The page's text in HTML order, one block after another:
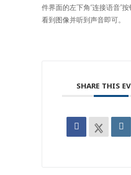
件界面的左下角“连接语音”
看到图像并听到声音即可。
SHARE THIS